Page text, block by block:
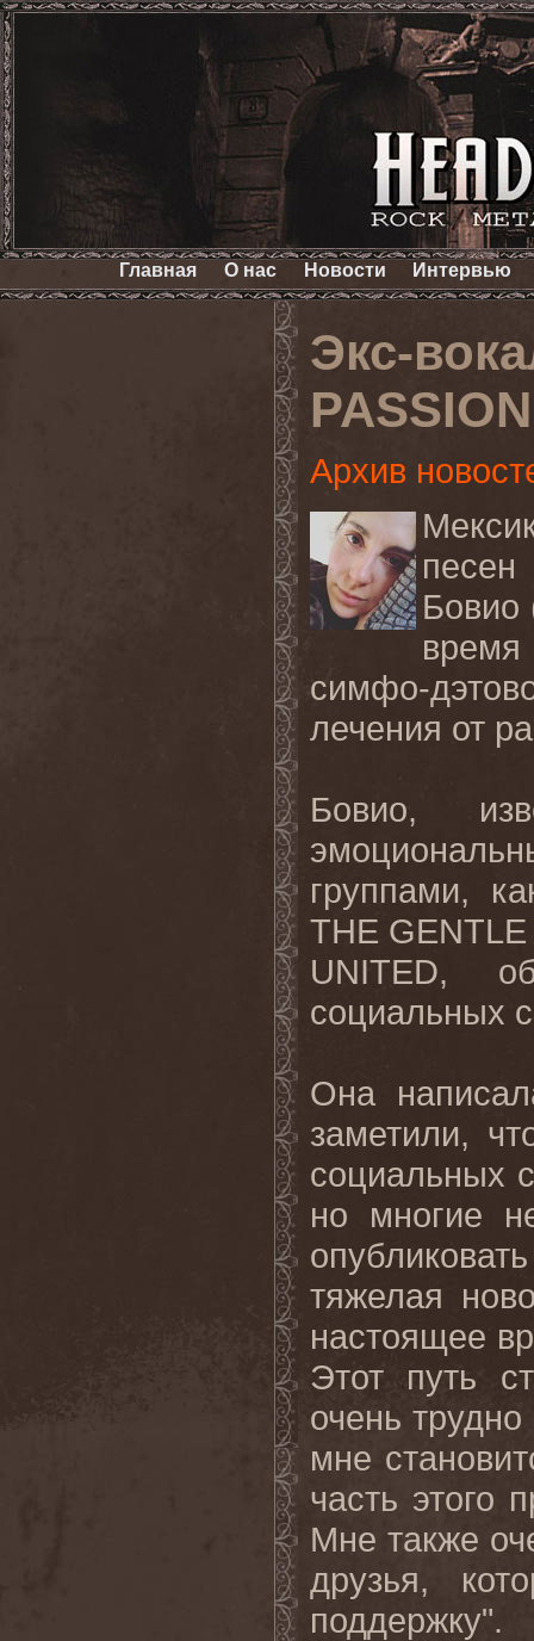
Главная О нас Новости Интервью
Экс-
Архив
Бовио
время
симфо-
лечения от
Бовио,
группами,
THE
UNITED,
социальных
Она
заметили,
социальных
но многие
тяжелая
настоящее
Этот путь
очень
мне
часть этого
Мне также
друзья,
поддержку".